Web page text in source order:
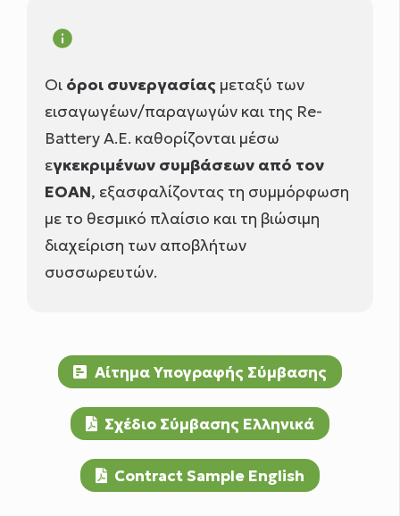
info
Οι όροι συνεργασίας μεταξύ των
εισαγωγέων/παραγωγών και της Re-
Battery Α.Ε. καθορίζονται μέσω
εγκεκριμένων συμβάσεων από τον
ΕΟΑΝ, εξασφαλίζοντας τη συμμόρφωση
με το θεσμικό πλαίσιο και τη βιώσιμη
διαχείριση των αποβλήτων
συσσωρευτών.
Αίτημα Υπογραφής Σύμβασης
Σχέδιο Σύμβασης Ελληνικά
Contract Sample English